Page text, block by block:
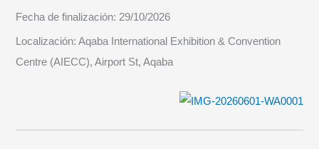
Fecha de finalización:29/10/2026
Localización:Aqaba International Exhibition & Convention
Centre (AIECC), Airport St, Aqaba